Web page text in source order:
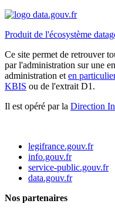
Produit de l'écosystème
Ce site permet de retrouver
par l'administration sur une
administration et en
KBIS ou de l'extrait D1.
Il est opéré par la Direction
legifrance.gouv.fr
info.gouv.fr
service-public.gouv.fr
data.gouv.fr
Nos partenaires